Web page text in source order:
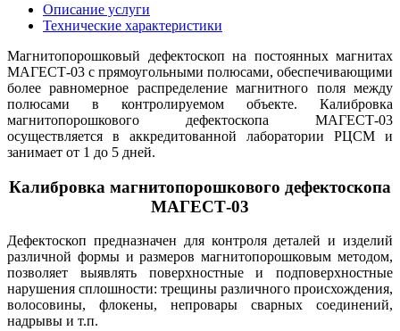
Описание услуги
Технические характеристики
Магнитопорошковый дефектоскоп на постоянных магнитах
МАГЕСТ-03 с прямоугольными полюсами, обеспечивающими
более равномерное распределение магнитного поля между
полюсами в контролируемом объекте. Калибровка
магнитопорошкового дефектоскопа МАГЕСТ-03
осуществляется в аккредитованной лаборатории РЦСМ и
занимает от 1 до 5 дней.
Калибровка магнитопорошкового дефектоскопа
МАГЕСТ-03
Дефектоскоп предназначен для контроля деталей и изделий
различной формы и размеров магнитопорошковым методом,
позволяет выявлять поверхностные и подповерхностные
нарушения сплошности: трещины различного происхождения,
волосовины, флокены, непровары сварных соединений,
надрывы и т.п.